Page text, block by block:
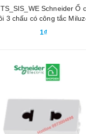
Schneider Ổ
3 chấu có công tắc
1₫